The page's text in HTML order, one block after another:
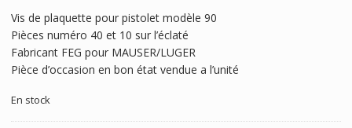
Vis de plaquette pour pistolet modèle 90
Pièces numéro 40 et 10 sur l’éclaté
Fabricant FEG pour MAUSER/LUGER
Pièce d’occasion en bon état vendue a l’unité
En stock